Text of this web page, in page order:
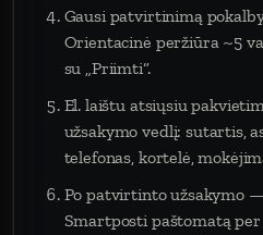
Gausi patvirtinimą
Orientacinė peržiūra ~5
su „Priimti“.
El. laištu atsiųsiu
užsakymo vedlį: sutartis,
telefonas, kortelė,
Po patvirtinto užsakymo
Smartposti paštomatą